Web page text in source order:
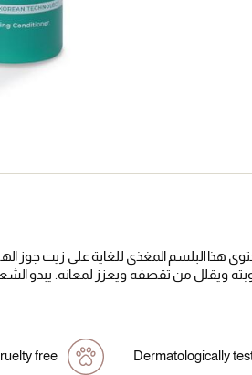
هذا البلسم المغذي للغاية على زيت جوز
ويقلل من تقصفه ويعزز لمعانه. يبدو
Dermatologically
free